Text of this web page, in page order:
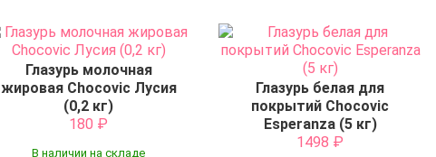
Глазурь молочная
жировая Chocovic Лусия
(0,2 кг)
180 ₽
В наличии на складе
Глазурь белая для
покрытий Chocovic
Esperanza (5 кг)
1498 ₽